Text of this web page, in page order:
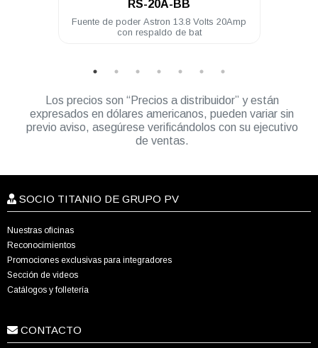
de poder Astron 13.8 Volts 20Amp
con respaldo de bat
Fuente de poder Astron
Los precios son “Precios a distribuidor” y están
expresados en dólares americanos, pueden variar sin
previo aviso, asegúrese verificándolos con su ejecutivo
de ventas.
SOCIO TITANIO DE GRUPO PV
Nuestras oficinas
Reconocimientos
Promociones exclusivas para integradores
Sección de videos
Catálogos y folletería
CONTACTO